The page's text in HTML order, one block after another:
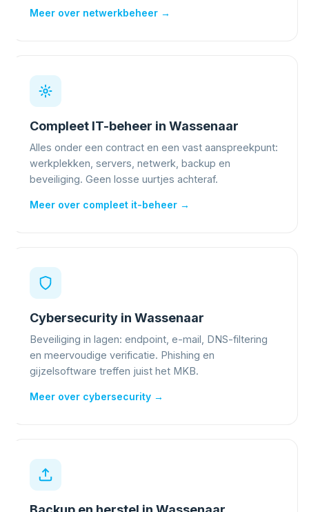
Meer over netwerkbeheer →
Compleet IT-beheer in Wassenaar
Alles onder een contract en een vast aanspreekpunt:
werkplekken, servers, netwerk, backup en
beveiliging. Geen losse uurtjes achteraf.
Meer over compleet it-beheer →
Cybersecurity in Wassenaar
Beveiliging in lagen: endpoint, e-mail, DNS-filtering
en meervoudige verificatie. Phishing en
gijzelsoftware treffen juist het MKB.
Meer over cybersecurity →